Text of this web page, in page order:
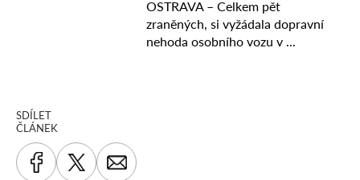
SDÍLET
ČLÁNEK